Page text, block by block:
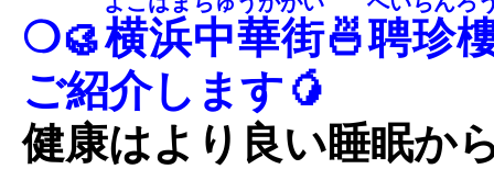
❍🥮横浜中華街🍜聘珍
ご紹介します🥭
健康はより良い睡眠か